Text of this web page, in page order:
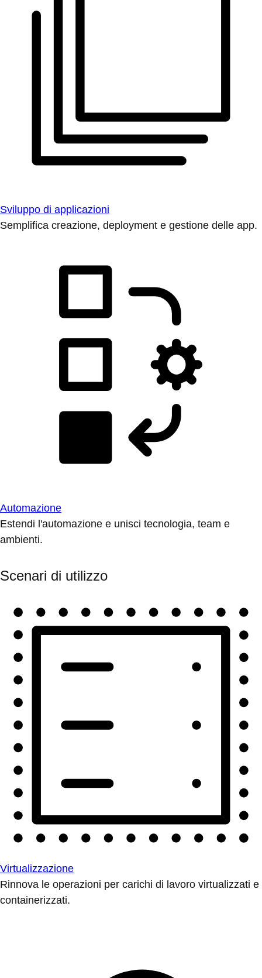
Sviluppo di applicazioni
Semplifica creazione, deployment e gestione delle app.
Automazione
Estendi l'automazione e unisci tecnologia, team e
ambienti.
Scenari di utilizzo
Virtualizzazione
Rinnova le operazioni per carichi di lavoro virtualizzati e
containerizzati.